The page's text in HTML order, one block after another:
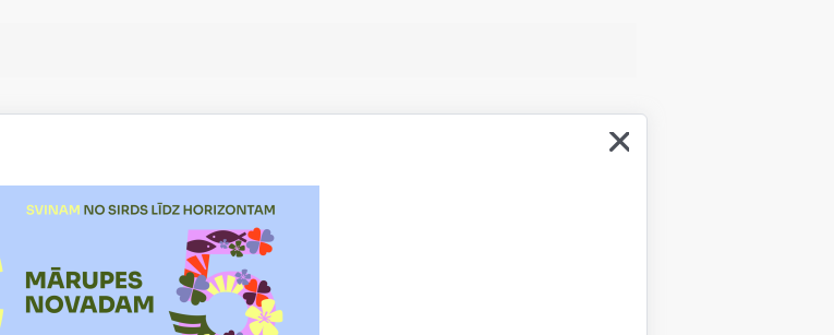
brīvā formā uz e-pastu.
atbalsta aģemtūras tūrisma speciālistes, iepriekš par to vienojoties.